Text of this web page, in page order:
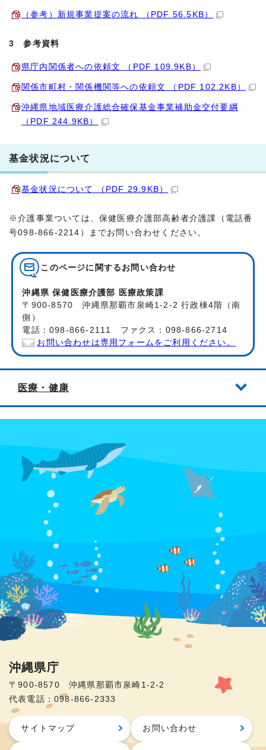
（参考）新規事業提案の流れ （PDF 56.5KB）
3 参考資料
県庁内関係者への依頼文 （PDF 109.9KB）
関係市町村・関係機関等への依頼文 （PDF 102.2KB）
沖縄県地域医療介護総合確保基金事業補助金交付要綱
（PDF 244.9KB）
基金状況について
基金状況について （PDF 29.9KB）
※介護事業ついては、保健医療介護部高齢者介護課（電話番
号098-866-2214）までお問い合わせください。
このページに関する お問い合わせ
沖縄県 保健医療介護部 医療政策課
〒900-8570 沖縄県那覇市泉崎1-2-2 行政棟4階（南
側）
電話：098-866-2111 ファクス：098-866-2714
お問い合わせは専用フォームをご利用ください。
医療・健康
沖縄県庁
〒900-8570 沖縄県那覇市泉崎1-2-2
代表電話：098-866-2333
サイトマップ お問い合わせ